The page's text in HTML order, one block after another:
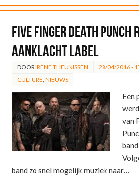
Five Finger Death Punch
aanklacht label
DOOR IRENE THEUNISSEN
28/04/2016 -
CULTURE NIEUWS
Een
van
band zo snel mogelijk muziek naar…